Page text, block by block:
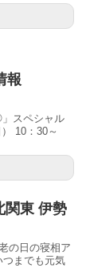
報
スペシャル
10：30～
関東 伊勢
の日の寝相ア
つまでも元気